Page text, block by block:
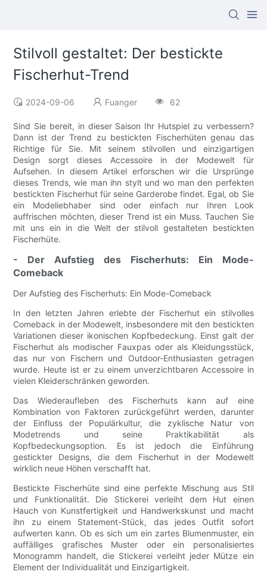
Stilvoll gestaltet: Der bestickte
Fischerhut-Trend
2024-09-06 Fuanger 62
Sind Sie bereit, in dieser Saison Ihr Hutspiel zu verbessern?
Dann ist der Trend zu bestickten Fischerhüten genau das
Richtige für Sie. Mit seinem stilvollen und einzigartigen
Design sorgt dieses Accessoire in der Modewelt für
Aufsehen. In diesem Artikel erforschen wir die Ursprünge
dieses Trends, wie man ihn stylt und wo man den perfekten
bestickten Fischerhut für seine Garderobe findet. Egal, ob Sie
ein Modeliebhaber sind oder einfach nur Ihren Look
auffrischen möchten, dieser Trend ist ein Muss. Tauchen Sie
mit uns ein in die Welt der stilvoll gestalteten bestickten
Fischerhüte.
- Der Aufstieg des Fischerhuts: Ein Mode-
Comeback
Der Aufstieg des Fischerhuts: Ein Mode-Comeback
In den letzten Jahren erlebte der Fischerhut ein stilvolles
Comeback in der Modewelt, insbesondere mit den bestickten
Variationen dieser ikonischen Kopfbedeckung. Einst galt der
Fischerhut als modischer Fauxpas oder als Kleidungsstück,
das nur von Fischern und Outdoor-Enthusiasten getragen
wurde. Heute ist er zu einem unverzichtbaren Accessoire in
vielen Kleiderschränken geworden.
Das Wiederaufleben des Fischerhuts kann auf eine
Kombination von Faktoren zurückgeführt werden, darunter
der Einfluss der Populärkultur, die zyklische Natur von
Modetrends und seine Praktikabilität als
Kopfbedeckungsoption. Es ist jedoch die Einführung
gestickter Designs, die dem Fischerhut in der Modewelt
wirklich neue Höhen verschafft hat.
Bestickte Fischerhüte sind eine perfekte Mischung aus Stil
und Funktionalität. Die Stickerei verleiht dem Hut einen
Hauch von Kunstfertigkeit und Handwerkskunst und macht
ihn zu einem Statement-Stück, das jedes Outfit sofort
aufwerten kann. Ob es sich um ein zartes Blumenmuster, ein
auffälliges grafisches Muster oder ein personalisiertes
Monogramm handelt, die Stickerei verleiht jeder Mütze ein
Element der Individualität und Einzigartigkeit.